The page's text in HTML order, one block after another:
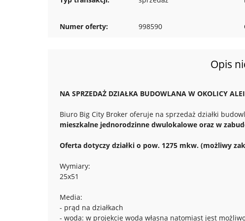
Numer oferty:
998590
Opis
NA SPRZEDAŻ DZIAŁKA BUDOWLANA W OKOLICY
Biuro Big City Broker oferuje na sprzedaż działki
mieszkalne jednorodzinne dwulokalowe oraz w
Oferta dotyczy działki o pow. 1275 mkw. (możliwy
Wymiary:
25x51
Media:
- prąd na działkach
- woda: w projekcie woda własna natomiast jest